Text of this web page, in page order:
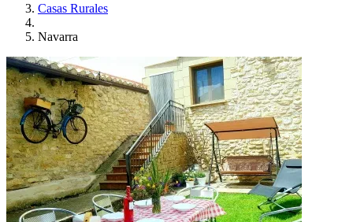
Casas Rurales
Navarra